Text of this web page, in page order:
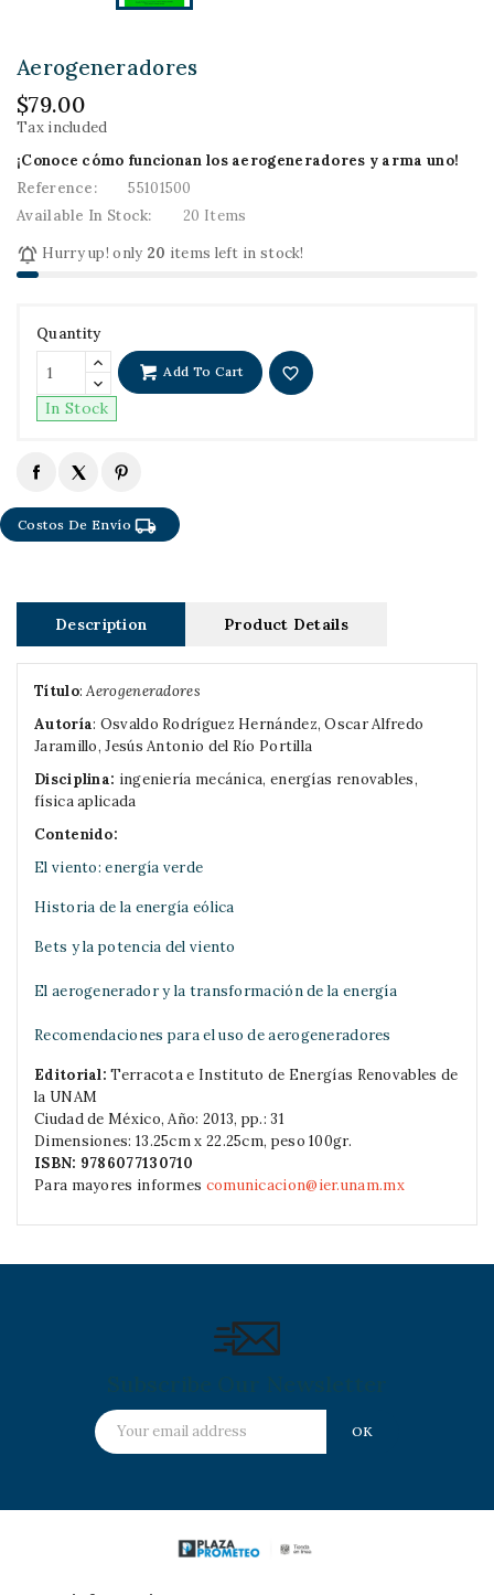
Aerogeneradores
$79.00
Tax included
¡Conoce cómo funcionan los aerogeneradores y arma uno!
Reference:
55101500
Available In Stock:
20 Items
 Hurry up! only 20 items left in stock!
Quantity
Add To Cart favorite_border
In Stock
Costos De Envíolocal_shipping
Description Product Details
Título: Aerogeneradores
Autoría: Osvaldo Rodríguez Hernández, Oscar Alfredo
Jaramillo, Jesús Antonio del Río Portilla
Disciplina: ingeniería mecánica, energías renovables,
física aplicada
Contenido:
El viento: energía verde
Historia de la energía eólica
Bets y la potencia del viento
El aerogenerador y la transformación de la energía
Recomendaciones para el uso de aerogeneradores
Editorial: Terracota e Instituto de Energías Renovables de
la UNAM
Ciudad de México, Año: 2013, pp.: 31
Dimensiones: 13.25cm x 22.25cm, peso 100gr.
ISBN: 9786077130710
Para mayores informes comunicacion@ier.unam.mx